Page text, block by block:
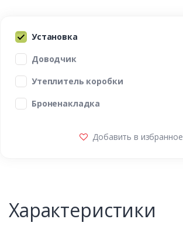
Установка
Доводчик
Утеплитель коробки
Броненакладка
Добавить в избранное
Характеристики